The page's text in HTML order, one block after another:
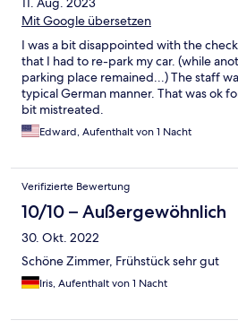
Mit Google übersetzen
I was a bit disappointed with the
that I had to re-park my car. (while
parking place remained...) The staff
typical German manner. That was ok
bit mistreated.
Edward, Aufenthalt von 1 Nacht
Verifizierte Bewertung
10/10 – Außergewöhnlich
30. Okt. 2022
Schöne Zimmer, Frühstück sehr gut
Iris, Aufenthalt von 1 Nacht